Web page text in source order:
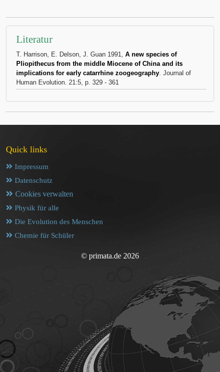
Literatur
T. Harrison, E. Delson, J. Guan 1991, A new species of
Pliopithecus from the middle Miocene of China and its
implications for early catarrhine zoogeography. Journal of
Human Evolution. 21:5, p. 329 - 361
Quick links
Impressum
Datenschutz
Cookies verwalten
Physik für alle
Die Evolution des Menschen
Chemie für Schüler
© primata.de 2026